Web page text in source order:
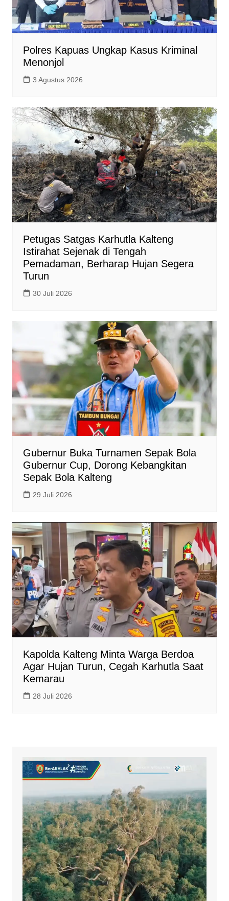
Polres Kapuas Ungkap Kasus Kriminal
Menonjol
3 Agustus 2026
Petugas Satgas Karhutla Kalteng
Istirahat Sejenak di Tengah
Pemadaman, Berharap Hujan Segera
Turun
30 Juli 2026
Gubernur Buka Turnamen Sepak Bola
Gubernur Cup, Dorong Kebangkitan
Sepak Bola Kalteng
29 Juli 2026
Kapolda Kalteng Minta Warga Berdoa
Agar Hujan Turun, Cegah Karhutla Saat
Kemarau
28 Juli 2026